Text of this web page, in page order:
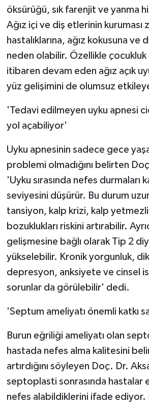
öksürüğü, sık farenjit ve yanma
Ağız içi ve diş etlerinin kuruması
hastalıklarına, ağız kokusuna ve
neden olabilir. Özellikle çocukluk
itibaren devam eden ağız açık
yüz gelişimini de olumsuz
'Tedavi edilmeyen uyku apnesi
yol açabiliyor'
Uyku apnesinin sadece gece
problemi olmadığını belirten
'Uyku sırasında nefes durmaları
seviyesini düşürür. Bu durum
tansiyon, kalp krizi, kalp
bozuklukları riskini artırabilir.
gelişmesine bağlı olarak Tip 2
yükselebilir. Kronik yorgunluk,
depresyon, anksiyete ve cinsel
sorunlar da görülebilir' dedi.
'Septum ameliyatı önemli katkı
Burun eğriliği ameliyatı olan
hastada nefes alma kalitesini
artırdığını söyleyen Doç. Dr.
septoplasti sonrasında hastalar
nefes alabildiklerini ifade ediyor.